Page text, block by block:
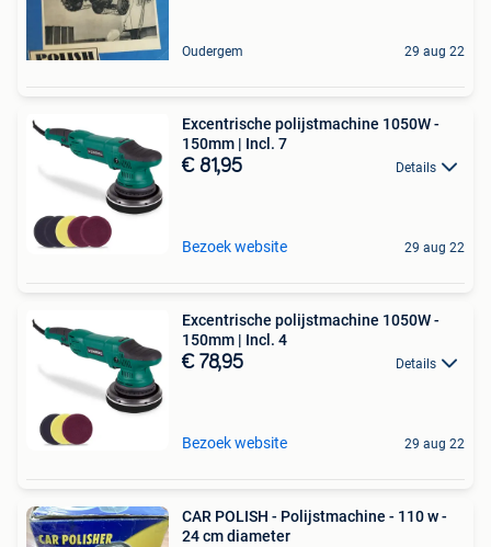
Oudergem 29 aug 22
Excentrische polijstmachine 1050W -
150mm | Incl. 7
€ 81,95 Details
Bezoek website 29 aug 22
Excentrische polijstmachine 1050W -
150mm | Incl. 4
€ 78,95 Details
Bezoek website 29 aug 22
CAR POLISH - Polijstmachine - 110 w -
24 cm diameter